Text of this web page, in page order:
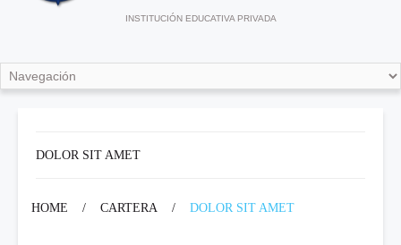
INSTITUCIÓN EDUCATIVA PRIVADA
DOLOR SIT AMET
HOME / CARTERA / DOLOR SIT AMET